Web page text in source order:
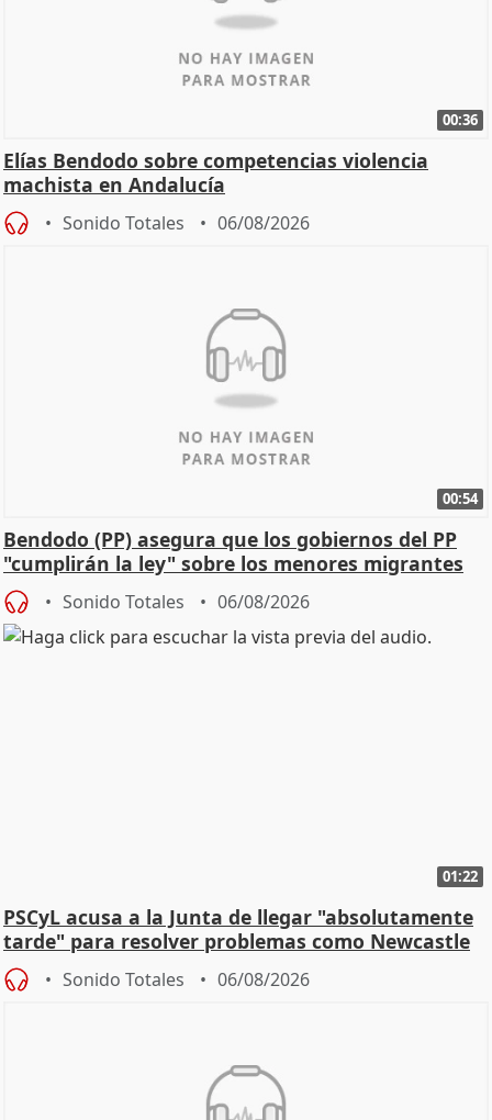
00:36
Elías Bendodo sobre competencias violencia
machista en Andalucía
Sonido Totales 06/08/2026
00:54
Bendodo (PP) asegura que los gobiernos del PP
"cumplirán la ley" sobre los menores migrantes
Sonido Totales 06/08/2026
01:22
PSCyL acusa a la Junta de llegar "absolutamente
tarde" para resolver problemas como Newcastle
Sonido Totales 06/08/2026